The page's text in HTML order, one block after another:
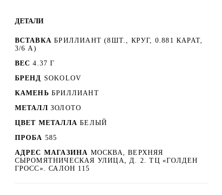
ДЕТАЛИ
ВСТАВКА БРИЛЛИАНТ (8ШТ., КРУГ, 0.881 КАРАТ,
3/6 А)
ВЕС 4.37 Г
БРЕНД SOKOLOV
КАМЕНЬ БРИЛЛИАНТ
МЕТАЛЛ ЗОЛОТО
ЦВЕТ МЕТАЛЛА БЕЛЫЙ
ПРОБА 585
АДРЕС МАГАЗИНА МОСКВА, ВЕРХНЯЯ
СЫРОМЯТНИЧЕСКАЯ УЛИЦА, Д. 2. ТЦ «ГОЛДЕН
ГРОСС». САЛОН 115